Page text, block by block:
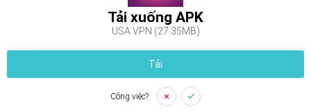
Tải xuống APK
USA VPN (27.35MB)
Tải
Công việc?